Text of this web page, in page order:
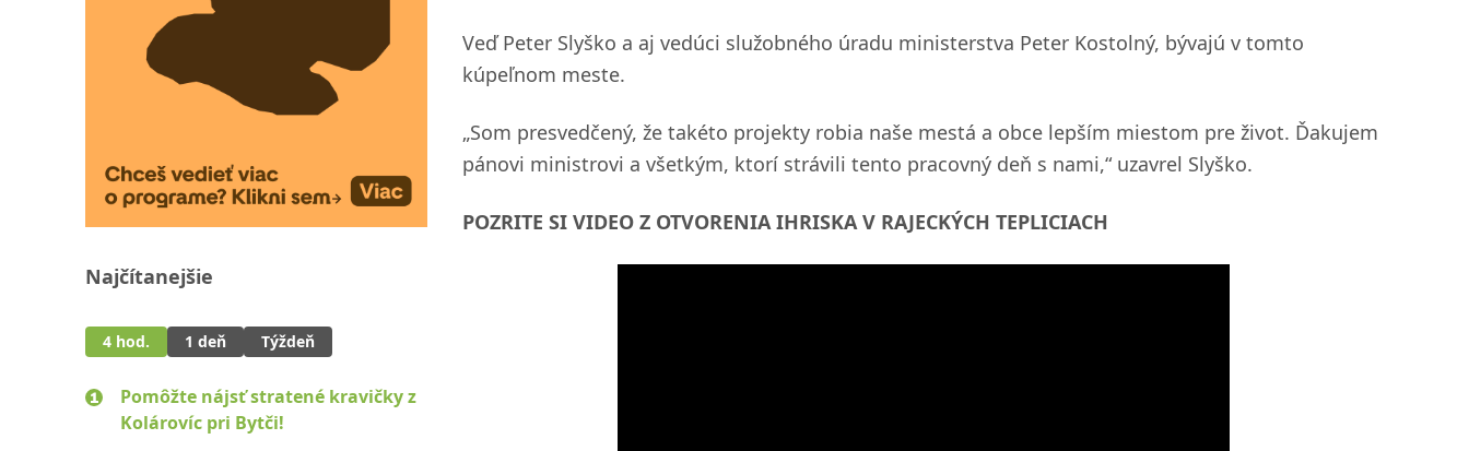
Najčítanejšie
4 hod. 1 deň Týždeň
Pomôžte nájsť stratené kravičky z
Kolárovíc pri Bytči!
Veď Peter Slyško a aj vedúci služobného úradu ministerstva Peter Kostolný, bývajú v tomto
kúpeľnom meste.
„Som presvedčený, že takéto projekty robia naše mestá a obce lepším miestom pre život. Ďakujem
pánovi ministrovi a všetkým, ktorí strávili tento pracovný deň s nami,“ uzavrel Slyško.
POZRITE SI VIDEO Z OTVORENIA IHRISKA V RAJECKÝCH TEPLICIACH